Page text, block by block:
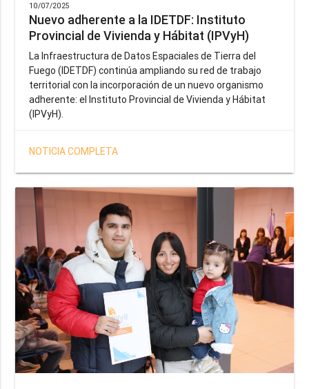
10/07/2025
Nuevo adherente a la IDETDF: Instituto
Provincial de Vivienda y Hábitat (IPVyH)
La Infraestructura de Datos Espaciales de Tierra del
Fuego (IDETDF) continúa ampliando su red de trabajo
territorial con la incorporación de un nuevo organismo
adherente: el Instituto Provincial de Vivienda y Hábitat
(IPVyH).
NOTICIA COMPLETA